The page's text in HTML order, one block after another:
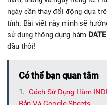
ngày cần thay đổi động dựa
tính. Bài viết này mình sẽ
sử dụng thông dụng hàm DATE
đầu thôi!
Có thể bạn quan tâm
Cách Sử Dụng Hàm